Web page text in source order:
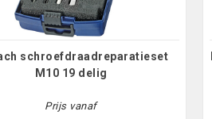
schroefdraadreparatieset
M10 19 delig
Prijs vanaf